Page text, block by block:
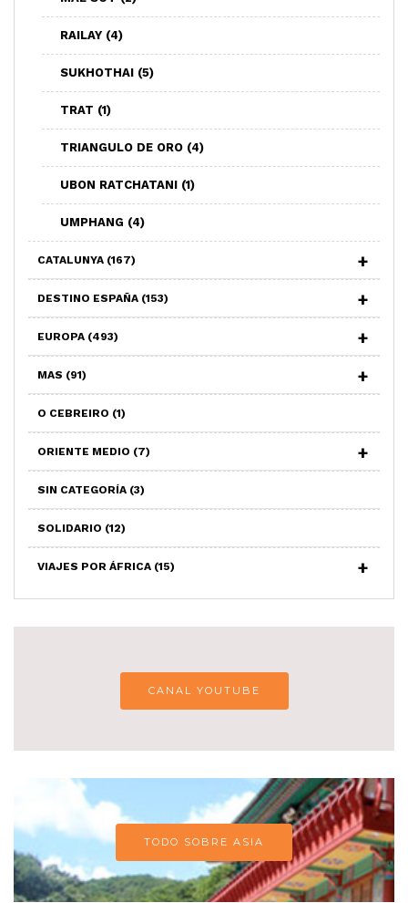
RAILAY (4)
SUKHOTHAI (5)
TRAT (1)
TRIANGULO DE ORO (4)
UBON RATCHATANI (1)
UMPHANG (4)
CATALUNYA (167)
DESTINO ESPAÑA (153)
EUROPA (493)
MAS (91)
O CEBREIRO (1)
ORIENTE MEDIO (7)
SIN CATEGORÍA (3)
SOLIDARIO (12)
VIAJES POR ÁFRICA (15)
CANAL YOUTUBE
TODO SOBRE ASIA